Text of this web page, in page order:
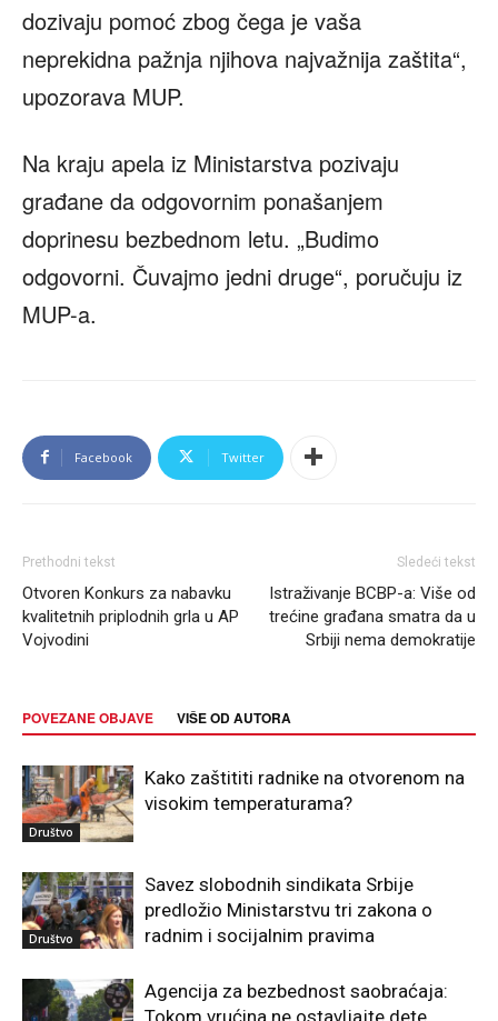
dozivaju pomoć zbog čega je vaša
neprekidna pažnja njihova najvažnija zaštita“,
upozorava MUP.
Na kraju apela iz Ministarstva pozivaju
građane da odgovornim ponašanjem
doprinesu bezbednom letu. „Budimo
odgovorni. Čuvajmo jedni druge“, poručuju iz
MUP-a.
Facebook Twitter
Prethodni tekst
Otvoren Konkurs za nabavku
kvalitetnih priplodnih grla u AP
Vojvodini
Sledeći tekst
Istraživanje BCBP-a: Više od
trećine građana smatra da u
Srbiji nema demokratije
POVEZANE OBJAVE VIŠE OD AUTORA
Društvo
Kako zaštititi radnike na otvorenom na
visokim temperaturama?
Društvo
Savez slobodnih sindikata Srbije
predložio Ministarstvu tri zakona o
radnim i socijalnim pravima
Agencija za bezbednost saobraćaja:
Tokom vrućina ne ostavljajte dete